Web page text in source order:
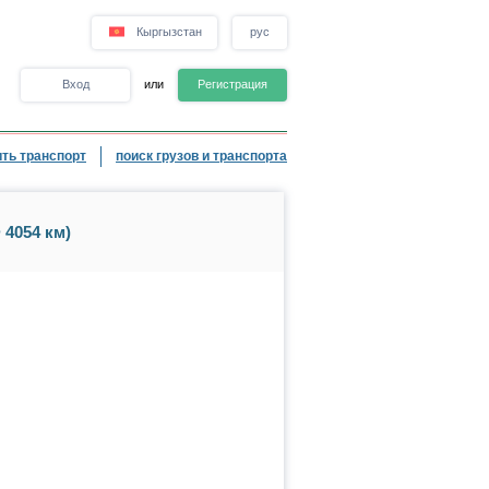
Кыргызстан рус
Вход или Регистрация
транспорт поиск грузов и транспорта
км)